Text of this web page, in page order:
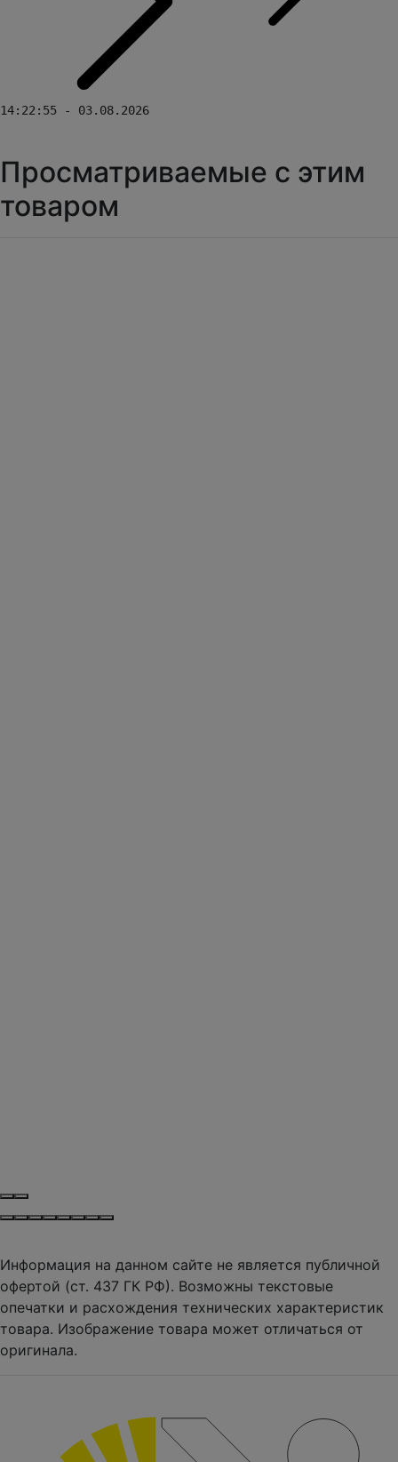
14:22:55 - 03.08.2026
Просматриваемые с этим
товаром
Информация на данном сайте не является публичной
офертой (ст. 437 ГК РФ). Возможны текстовые
опечатки и расхождения технических характеристик
товара. Изображение товара может отличаться от
оригинала.